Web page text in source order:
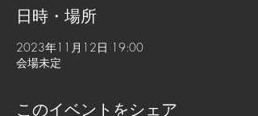
日時・場所
2023年11月12日 19:00
会場未定
このイベントをシェア